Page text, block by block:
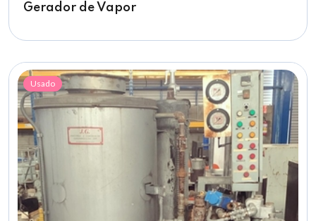
Gerador de Vapor
Usado